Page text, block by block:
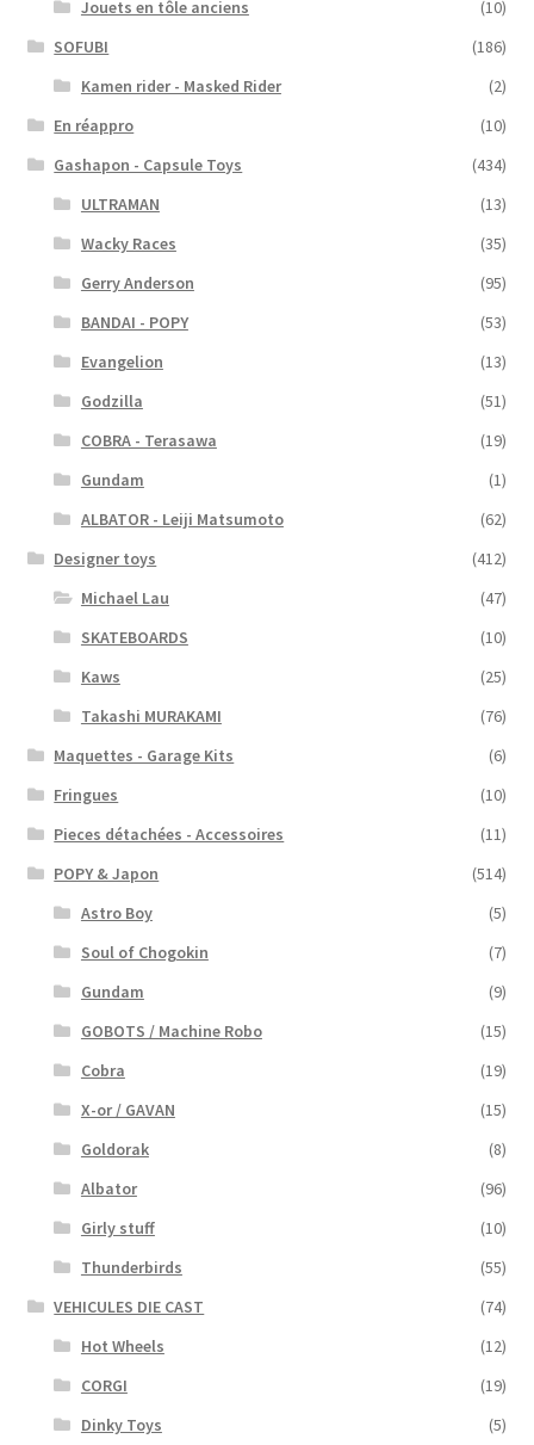
Jouets en tôle anciens
(10)
SOFUBI
(186)
Kamen rider - Masked Rider
(2)
En réappro
(10)
Gashapon - Capsule Toys
(434)
ULTRAMAN
(13)
Wacky Races
(35)
Gerry Anderson
(95)
BANDAI - POPY
(53)
Evangelion
(13)
Godzilla
(51)
COBRA - Terasawa
(19)
Gundam
(1)
ALBATOR - Leiji Matsumoto
(62)
Designer toys
(412)
Michael Lau
(47)
SKATEBOARDS
(10)
Kaws
(25)
Takashi MURAKAMI
(76)
Maquettes - Garage Kits
(6)
Fringues
(10)
Pieces détachées - Accessoires
(11)
POPY & Japon
(514)
Astro Boy
(5)
Soul of Chogokin
(7)
Gundam
(9)
GOBOTS / Machine Robo
(15)
Cobra
(19)
X-or / GAVAN
(15)
Goldorak
(8)
Albator
(96)
Girly stuff
(10)
Thunderbirds
(55)
VEHICULES DIE CAST
(74)
Hot Wheels
(12)
CORGI
(19)
Dinky Toys
(5)